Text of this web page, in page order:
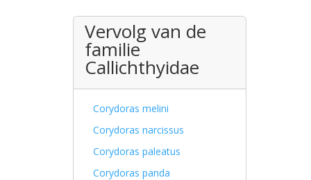
Vervolg van de
familie
Callichthyidae
Corydoras melini
Corydoras narcissus
Corydoras paleatus
Corydoras panda